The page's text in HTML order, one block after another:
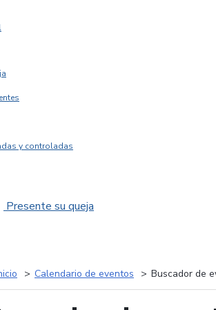
y controladas
Presente su queja
Calendario de eventos Buscador de